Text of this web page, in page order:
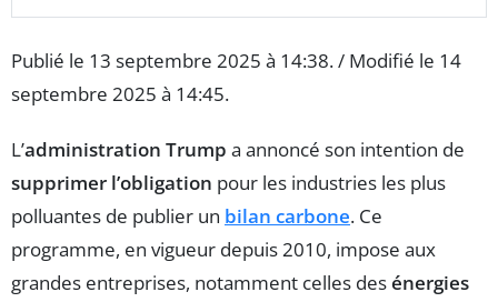
Publié le 13 septembre 2025 à 14:38. / Modifié le 14
septembre 2025 à 14:45.
L’administration Trump a annoncé son intention de
supprimer l’obligation pour les industries les plus
polluantes de publier un bilan carbone. Ce
programme, en vigueur depuis 2010, impose aux
grandes entreprises, notamment celles desénergies